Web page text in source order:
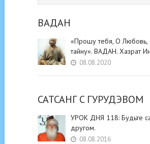
ВАДАН
«Прошу тебя, О Любовь,
тайну». ВАДАН. Хазрат
08.08.2020
САТСАНГ C ГУРУДЭВОМ
УРОК ДНЯ 118: Будьте
другом.
08.08.2016